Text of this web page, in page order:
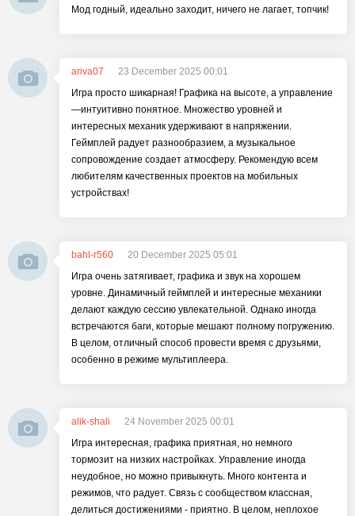
Мод годный, идеально заходит, ничего не лагает, топчик!
ariva07
23 December 2025 00:01
Игра просто шикарная! Графика на высоте, а управление
—интуитивно понятное. Множество уровней и
интересных механик удерживают в напряжении.
Геймплей радует разнообразием, а музыкальное
сопровождение создает атмосферу. Рекомендую всем
любителям качественных проектов на мобильных
устройствах!
bahl-r560
20 December 2025 05:01
Игра очень затягивает, графика и звук на хорошем
уровне. Динамичный геймплей и интересные механики
делают каждую сессию увлекательной. Однако иногда
встречаются баги, которые мешают полному погружению.
В целом, отличный способ провести время с друзьями,
особенно в режиме мультиплеера.
alik-shali
24 November 2025 00:01
Игра интересная, графика приятная, но немного
тормозит на низких настройках. Управление иногда
неудобное, но можно привыкнуть. Много контента и
режимов, что радует. Связь с сообществом классная,
делиться достижениями - приятно. В целом, неплохое